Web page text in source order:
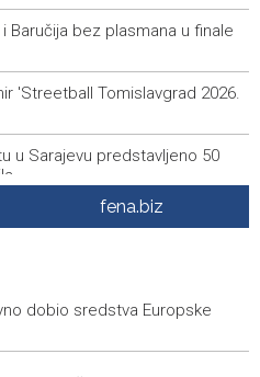
Baručija bez plasmana u finale
'Streetball Tomislavgrad 2026.
u Sarajevu predstavljeno 50
for Friday, 7 August 2026
mještane i posjetitelje kod
direct EU funding for UNESCO
fena.biz
dobio sredstva Europske